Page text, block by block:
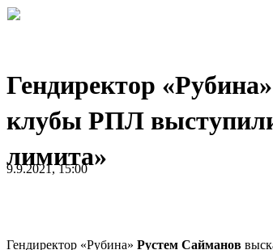
Гендиректор
клубы РПЛ
лимита»
9.9.2021, 15:00
Гендиректор «Рубина» Рустем Сайманов